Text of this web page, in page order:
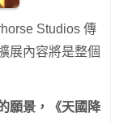
Studios 傳
展內容將是整個
願景，《天國降